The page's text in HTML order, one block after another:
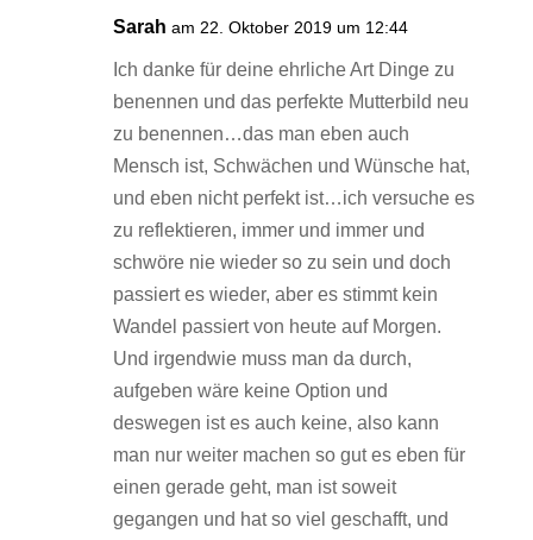
Sarah am 22. Oktober 2019 um 12:44
Ich danke für deine ehrliche Art Dinge zu
benennen und das perfekte Mutterbild neu
zu benennen…das man eben auch
Mensch ist, Schwächen und Wünsche hat,
und eben nicht perfekt ist…ich versuche es
zu reflektieren, immer und immer und
schwöre nie wieder so zu sein und doch
passiert es wieder, aber es stimmt kein
Wandel passiert von heute auf Morgen.
Und irgendwie muss man da durch,
aufgeben wäre keine Option und
deswegen ist es auch keine, also kann
man nur weiter machen so gut es eben für
einen gerade geht, man ist soweit
gegangen und hat so viel geschafft, und